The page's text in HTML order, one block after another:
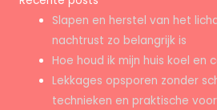
Slapen en herstel van het
nachtrust zo belangrijk is
Hoe houd ik mijn huis koel en
Lekkages opsporen zonder
technieken en praktische